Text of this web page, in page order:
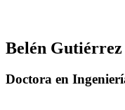
Belén Gutiérrez
Doctora en